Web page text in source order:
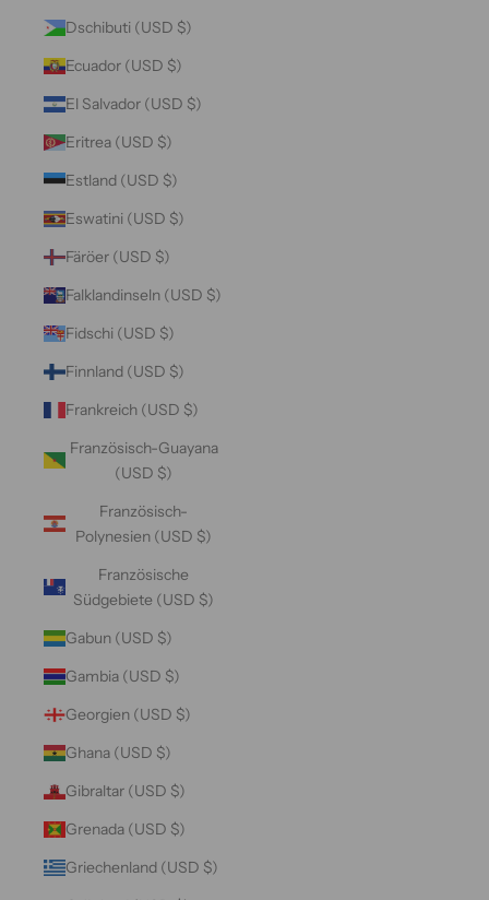
Dschibuti (USD $)
Ecuador (USD $)
El Salvador (USD $)
Eritrea (USD $)
Estland (USD $)
Eswatini (USD $)
Färöer (USD $)
Falklandinseln (USD $)
Fidschi (USD $)
Finnland (USD $)
Frankreich (USD $)
Französisch-Guayana
(USD $)
Französisch-
Polynesien (USD $)
Französische
Südgebiete (USD $)
Gabun (USD $)
Gambia (USD $)
Georgien (USD $)
Ghana (USD $)
Gibraltar (USD $)
Grenada (USD $)
Griechenland (USD $)